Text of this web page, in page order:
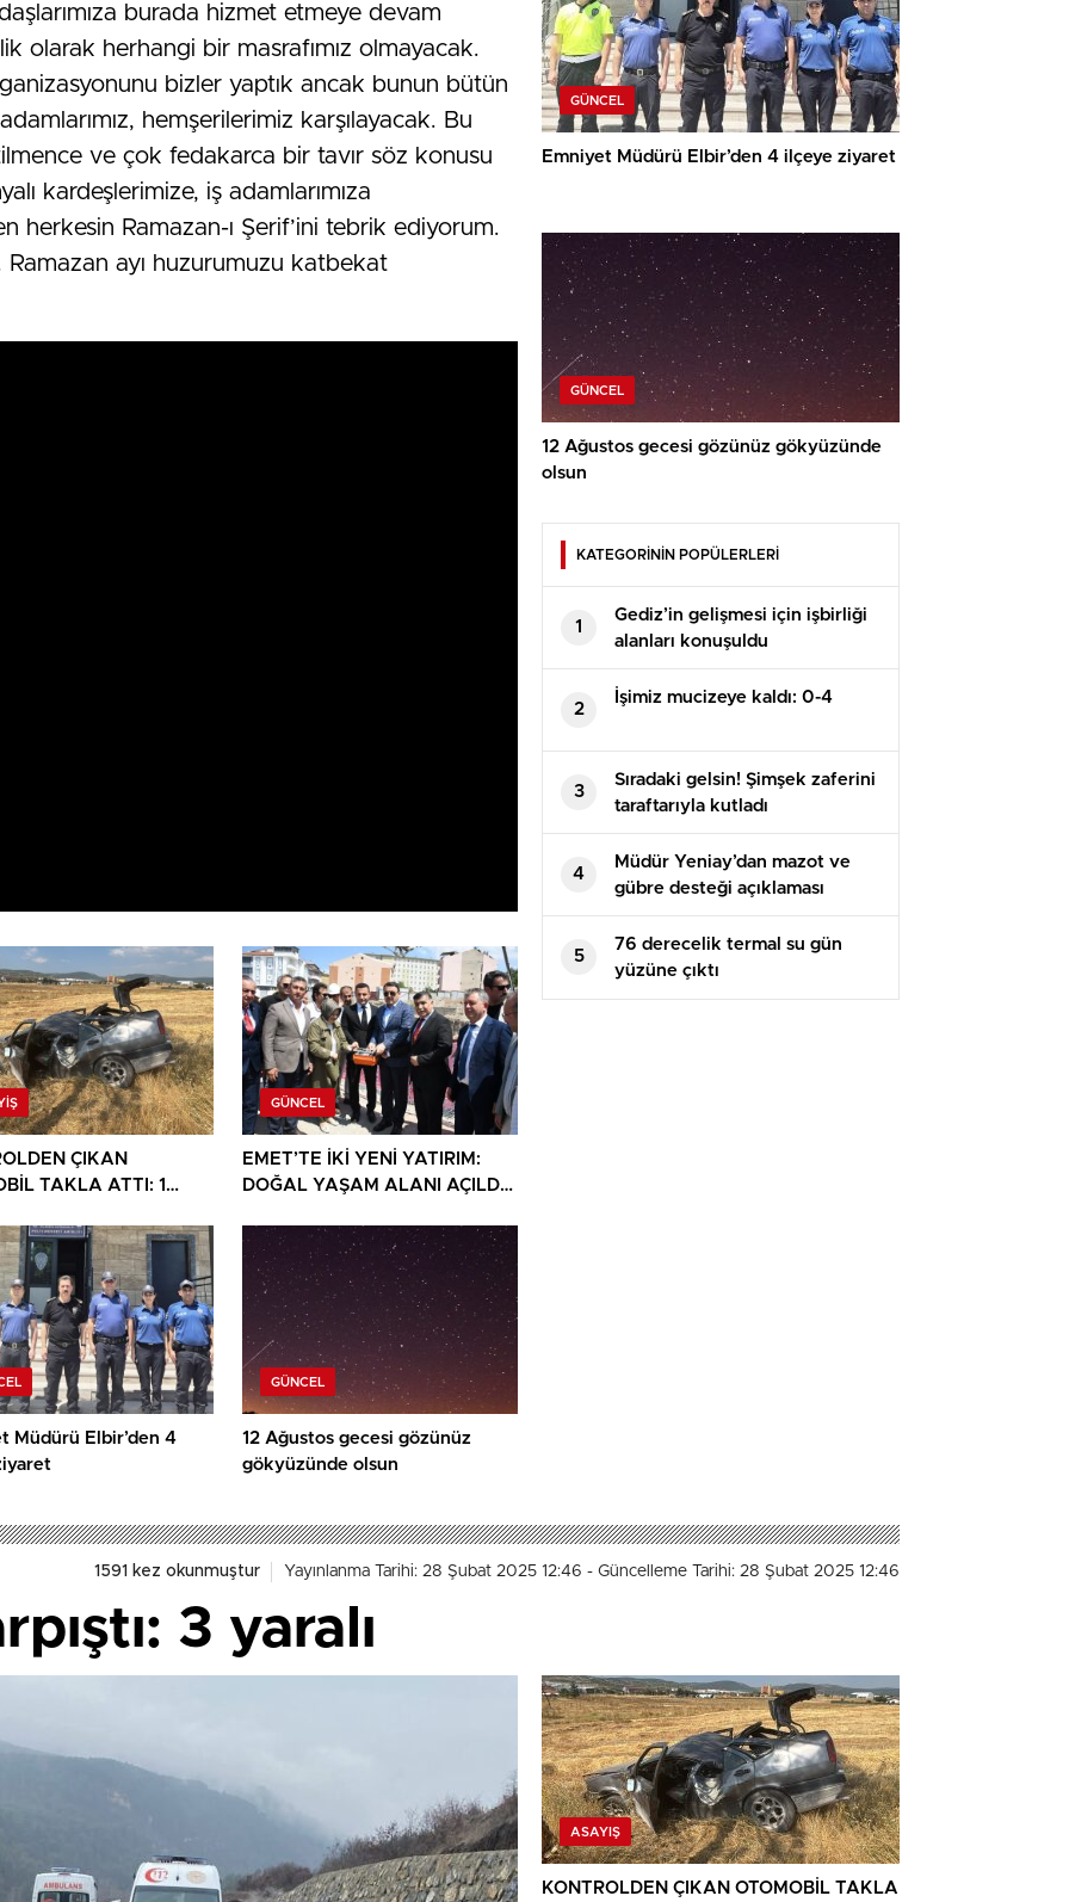
burada hizmet etmeye devam
olarak herhangi bir masrafımız olmayacak.
bizler yaptık ancak bunun bütün
hemşerilerimiz karşılayacak. Bu
ve çok fedakarca bir tavır söz konusu
kardeşlerimize, iş adamlarımıza
herkesin Ramazan-ı Şerif’ini tebrik ediyorum.
ayı huzurumuzu katbekat
ÇIKAN
TAKLA ATTI: 1
GÜNCEL
EMET’TE İKİ YENİ YATIRIM:
DOĞAL YAŞAM ALANI AÇILDI,
ATILDI
Müdürü Elbir’den 4
GÜNCEL
12 Ağustos gecesi gözünüz
gökyüzünde olsun
GÜNCEL
Emniyet Müdürü Elbir’den 4 ilçeye ziyaret
GÜNCEL
12 Ağustos gecesi gözünüz gökyüzünde
olsun
KATEGORİNİN POPÜLERLERİ
1
Gediz’in gelişmesi için işbirliği
alanları konuşuldu
2
İşimiz mucizeye kaldı: 0-4
3
Sıradaki gelsin! Şimşek zaferini
taraftarıyla kutladı
4
Müdür Yeniay’dan mazot ve
gübre desteği açıklaması
5
76 derecelik termal su gün
yüzüne çıktı
1591 kez okunmuştur Yayınlanma Tarihi: 28 Şubat 2025 12:46 - Güncelleme Tarihi: 28 Şubat 2025 12:46
3 yaralı
ASAYIŞ
KONTROLDEN ÇIKAN OTOMOBİL TAKLA